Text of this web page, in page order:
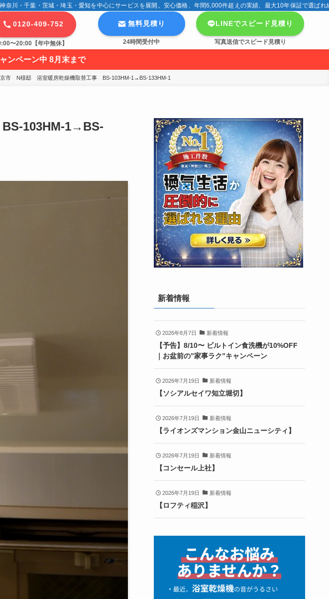
川・千葉・茨城・埼玉・愛知を中心にサービスを展開。安心価格、年間6,000件超えの実績、最大10年保証で選ばれ
0120-409-752
〜20:00【年中無休】
無料見積り
24時間受付中
LINEでスピード見積り
写真送信でスピード見積り
ンペーン中 8月末まで
市　N様邸　浴室暖房乾燥機取替工事　BS-103HM-1→BS-133HM-1
103HM-1→BS-
新着情報
2026年8月7日 新着情報
【予告】8/10〜 ビルトイン食洗機が10%OFF
｜お盆前の”家事ラク”キャンペーン
2026年7月19日 新着情報
【ソシアルセイワ知立堀切】
2026年7月19日 新着情報
【ライオンズマンション金山ニューシティ】
2026年7月19日 新着情報
【コンセール上社】
2026年7月19日 新着情報
【ロフティ稲沢】